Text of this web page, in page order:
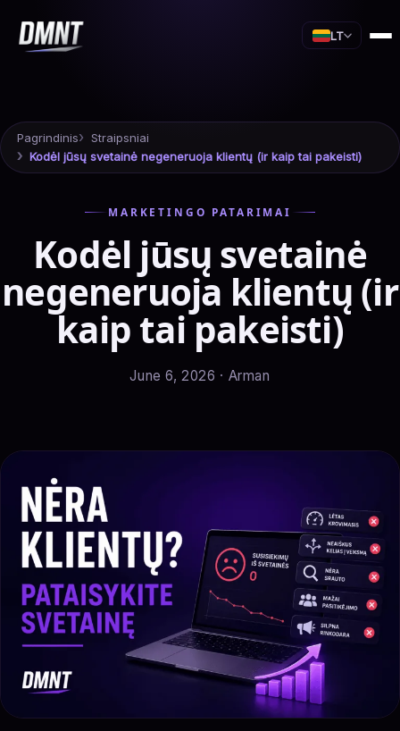
LT
Pagrindinis
Straipsniai
Kodėl jūsų svetainė negeneruoja klientų (ir kaip tai pakeisti)
MARKETINGO PATARIMAI
Kodėl jūsų svetainė
negeneruoja klientų (ir
kaip tai pakeisti)
June 6, 2026 · Arman